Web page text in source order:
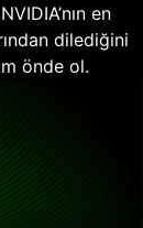
en
dilediğini
önde ol.